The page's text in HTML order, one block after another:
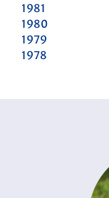
1981
1980
1979
1978